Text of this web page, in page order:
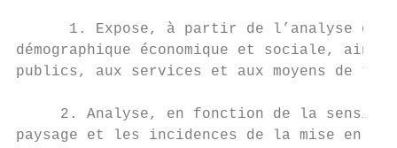
1. Expose, à partir de l’analyse de
démographique économique et sociale,
publics, aux services et aux moyens de
2. Analyse, en fonction de la
paysage et les incidences de la mise en